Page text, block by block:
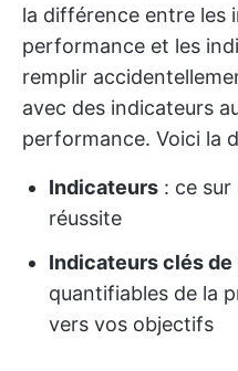
la différence entre les
performance et les
remplir
avec des indicateurs
performance. Voici la
Indicateurs : ce
réussite
Indicateurs clés de
quantifiables de la
vers vos objectifs